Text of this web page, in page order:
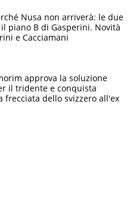
Nusa non arriverà: le due
piano B di Gasperini. Novità
e Cacciamani
approva la soluzione
il tridente e conquista
frecciata dello svizzero all'ex